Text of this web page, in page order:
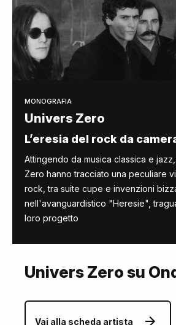
MONOGRAFIA
Univers Zero
L’eresia del rock da
Attingendo da musica classica e
Zero hanno tracciato una peculiare
rock, tra suite cupe e invenzioni
nell'avanguardistico "Heresie",
loro progetto
Univers Zero su
Vai alla scheda artista